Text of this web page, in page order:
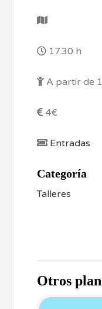
17.30 h
A partir de
4€
Entradas
Categoría
Talleres
Otros